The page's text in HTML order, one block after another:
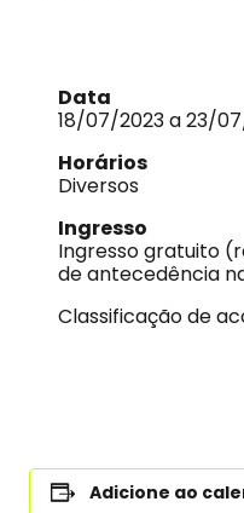
Data
18/07/2023 a 23/
Horários
Diversos
Ingresso
Ingresso gratuito
de antecedência
Classificação de
Adicione ao